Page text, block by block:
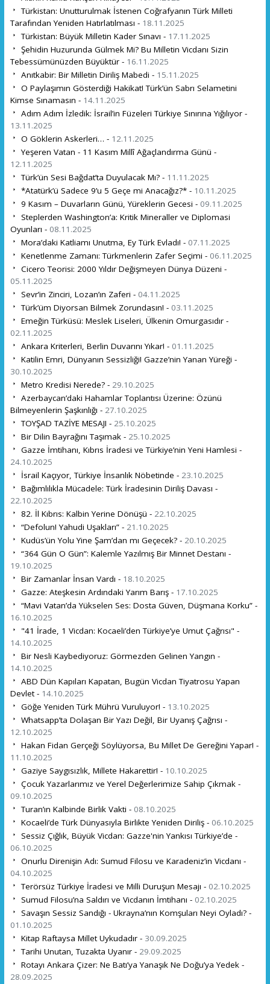
Türkistan: Unutturulmak İstenen Coğrafyanın Türk Milleti
Tarafından Yeniden Hatırlatılması - 18.11.2025
Türkistan: Büyük Milletin Kader Sınavı - 17.11.2025
Şehidin Huzurunda Gülmek Mi? Bu Milletin Vicdanı Sizin
Tebessümünüzden Büyüktür - 16.11.2025
Anıtkabir: Bir Milletin Diriliş Mabedi - 15.11.2025
O Paylaşımın Gösterdiği Hakikat! Türk’ün Sabrı Selametini
Kimse Sınamasın - 14.11.2025
Adım Adım İzledik: İsrail’in Füzeleri Türkiye Sınırına Yığılıyor -
13.11.2025
O Göklerin Askerleri… - 12.11.2025
Yeşeren Vatan - 11 Kasım Millî Ağaçlandırma Günü -
12.11.2025
Türk’ün Sesi Bağdat’ta Duyulacak Mı? - 11.11.2025
*Atatürk’ü Sadece 9’u 5 Geçe mi Anacağız?* - 10.11.2025
9 Kasım – Duvarların Günü, Yüreklerin Gecesi - 09.11.2025
Steplerden Washington’a: Kritik Mineraller ve Diplomasi
Oyunları - 08.11.2025
Mora’daki Katliamı Unutma, Ey Türk Evladı! - 07.11.2025
Kenetlenme Zamanı: Türkmenlerin Zafer Seçimi - 06.11.2025
Cicero Teorisi: 2000 Yıldır Değişmeyen Dünya Düzeni -
05.11.2025
Sevr’in Zinciri, Lozan’ın Zaferi - 04.11.2025
Türk’üm Diyorsan Bilmek Zorundasın! - 03.11.2025
Emeğin Türküsü: Meslek Liseleri, Ülkenin Omurgasıdır -
02.11.2025
Ankara Kriterleri, Berlin Duvarını Yıkar! - 01.11.2025
Katilin Emri, Dünyanın Sessizliği! Gazze’nin Yanan Yüreği -
30.10.2025
Metro Kredisi Nerede? - 29.10.2025
Azerbaycan’daki Hahamlar Toplantısı Üzerine: Özünü
Bilmeyenlerin Şaşkınlığı - 27.10.2025
TOYŞAD TAZİYE MESAJI - 25.10.2025
Bir Dilin Bayrağını Taşımak - 25.10.2025
Gazze İmtihanı, Kıbrıs İradesi ve Türkiye’nin Yeni Hamlesi -
24.10.2025
İsrail Kaçıyor, Türkiye İnsanlık Nöbetinde - 23.10.2025
Bağımlılıkla Mücadele: Türk İradesinin Diriliş Davası -
22.10.2025
82. İl Kıbrıs: Kalbin Yerine Dönüşü - 22.10.2025
“Defolun! Yahudi Uşakları” - 21.10.2025
Kudüs’ün Yolu Yine Şam’dan mı Geçecek? - 20.10.2025
“364 Gün O Gün”: Kalemle Yazılmış Bir Minnet Destanı -
19.10.2025
Bir Zamanlar İnsan Vardı - 18.10.2025
Gazze: Ateşkesin Ardındaki Yarım Barış - 17.10.2025
“Mavi Vatan’da Yükselen Ses: Dosta Güven, Düşmana Korku” -
16.10.2025
"41 İrade, 1 Vicdan: Kocaeli’den Türkiye’ye Umut Çağrısı" -
14.10.2025
Bir Nesli Kaybediyoruz: Görmezden Gelinen Yangın -
14.10.2025
ABD Dün Kapıları Kapatan, Bugün Vicdan Tiyatrosu Yapan
Devlet - 14.10.2025
Göğe Yeniden Türk Mührü Vuruluyor! - 13.10.2025
Whatsapp’ta Dolaşan Bir Yazı Değil, Bir Uyanış Çağrısı -
12.10.2025
Hakan Fidan Gerçeği Söylüyorsa, Bu Millet De Gereğini Yapar! -
11.10.2025
Gaziye Saygısızlık, Millete Hakarettir! - 10.10.2025
Çocuk Yazarlarımız ve Yerel Değerlerimize Sahip Çıkmak -
09.10.2025
Turan’ın Kalbinde Birlik Vakti - 08.10.2025
Kocaeli’de Türk Dünyasıyla Birlikte Yeniden Diriliş - 06.10.2025
Sessiz Çığlık, Büyük Vicdan: Gazze'nin Yankısı Türkiye’de -
06.10.2025
Onurlu Direnişin Adı: Sumud Filosu ve Karadeniz’in Vicdanı -
04.10.2025
Terörsüz Türkiye İradesi ve Milli Duruşun Mesajı - 02.10.2025
Sumud Filosu’na Saldırı ve Vicdanın İmtihanı - 02.10.2025
Savaşın Sessiz Sandığı - Ukrayna’nın Komşuları Neyi Oyladı? -
01.10.2025
Kitap Raftaysa Millet Uykudadır - 30.09.2025
Tarihi Unutan, Tuzakta Uyanır - 29.09.2025
Rotayı Ankara Çizer: Ne Batı’ya Yanaşık Ne Doğu’ya Yedek -
28.09.2025